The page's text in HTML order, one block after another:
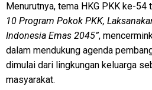
Menurutnya, tema HKG PKK ke-54
10 Program Pokok PKK,
Indonesia Emas 2045”,
dalam mendukung agenda
dimulai dari lingkungan keluarga
masyarakat.